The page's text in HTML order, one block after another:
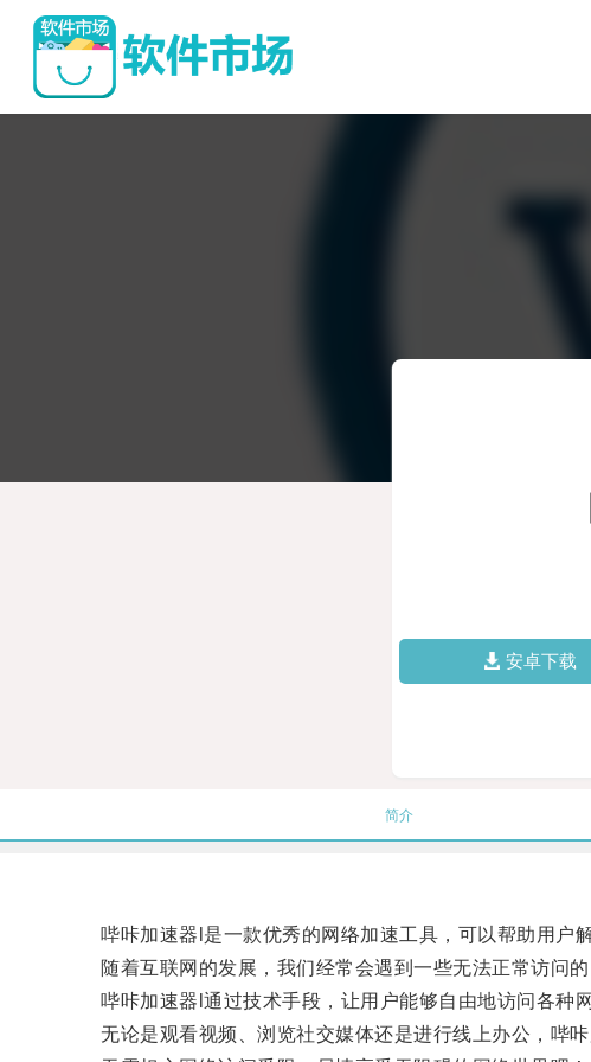
安卓下载
简介
哔咔加速器l是一款优秀的网络加速工具，可以帮助用户解
随着互联网的发展，我们经常会遇到一些无法正常访问的
哔咔加速器l通过技术手段，让用户能够自由地访问各种网
无论是观看视频、浏览社交媒体还是进行线上办公，哔咔